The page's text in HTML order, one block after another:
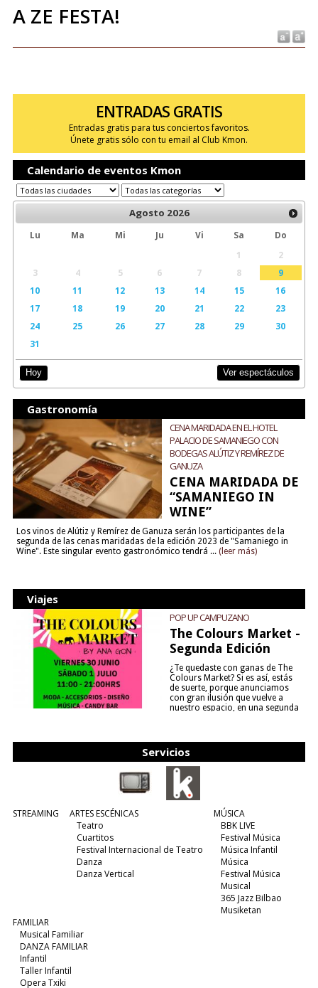
A ZE FESTA!
ENTRADAS GRATIS
Entradas gratis para tus conciertos favoritos.
Únete gratis sólo con tu email al Club Kmon.
Calendario de eventos Kmon
Agosto 2026
Lu Ma Mi Ju Vi Sa
Do
1
2
3
4 5 6 7 8
9
10
11 12 13 14 15
16
17
18 19 20 21 22
23
24
25 26 27 28 29
30
31
Hoy Ver espectáculos
Gastronomía
CENA MARIDADA EN EL HOTEL
PALACIO DE SAMANIEGO CON
BODEGAS ALÚTIZ Y REMÍREZ DE
GANUZA
CENA MARIDADA DE
“SAMANIEGO IN
WINE”
Los vinos de Alútiz y Remírez de Ganuza serán los participantes de la
segunda de las cenas maridadas de la edición 2023 de "Samaniego in
Wine". Este singular evento gastronómico tendrá ... (leer más)
Viajes
POP UP CAMPUZANO
The Colours Market -
Segunda Edición
¿Te quedaste con ganas de The
Colours Market? Si es así, estás
de suerte, porque anunciamos
con gran ilusión que vuelve a
nuestro espacio, en una segunda
Servicios
STREAMING
ARTES ESCÉNICAS
Teatro
Cuartitos
Festival Internacional de Teatro
Danza
Danza Vertical
MÚSICA
BBK LIVE
Festival Música
Música Infantil
Música
Festival Música
Musical
365 Jazz Bilbao
Musiketan
FAMILIAR
Musical Familiar
DANZA FAMILIAR
Infantil
Taller Infantil
Opera Txiki